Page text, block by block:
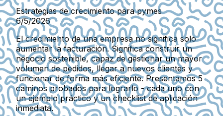
Estrategias de crecimiento para pymes
6/5/2026
El crecimiento de una empresa no significa solo
aumentar la facturación. Significa construir un
negocio sostenible, capaz de gestionar un mayor
volumen de pedidos, llegar a nuevos clientes y
funcionar de forma más eficiente. Presentamos 5
caminos probados para lograrlo - cada uno con
un ejemplo práctico y un checklist de aplicación
inmediata.